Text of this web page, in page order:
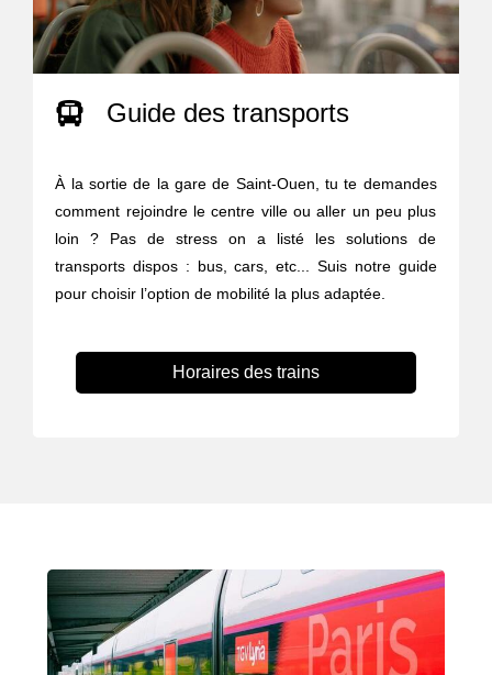
Guide des transports
À la sortie de la gare de Saint-Ouen, tu te demandes
comment rejoindre le centre ville ou aller un peu plus
loin ? Pas de stress on a listé les solutions de
transports dispos : bus, cars, etc... Suis notre guide
pour choisir l’option de mobilité la plus adaptée.
Horaires des trains